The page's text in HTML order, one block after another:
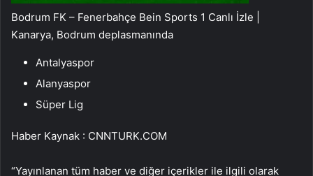
Bodrum FK – Fenerbahçe Bein Sports 1 Canlı İzle |
Kanarya, Bodrum deplasmanında
Antalyaspor
Alanyaspor
Süper Lig
Haber Kaynak : CNNTURK.COM
“Yayınlanan tüm haber ve diğer içerikler ile ilgili olarak